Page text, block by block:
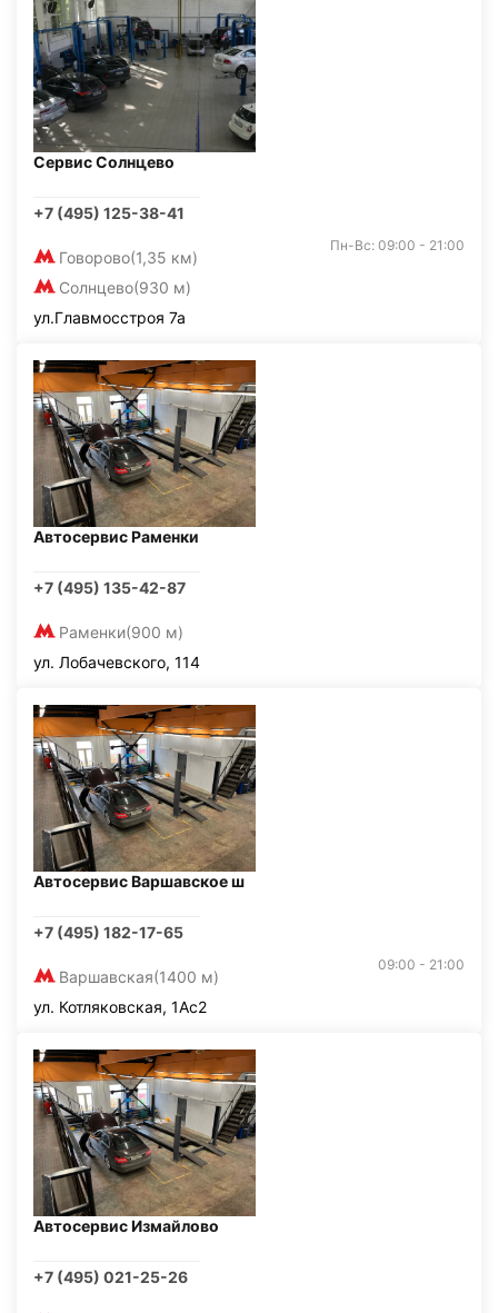
Сервис Солнцево
+7 (495) 125-38-41
Говорово(1,35 км)
Солнцево(930 м)
Пн-Вс: 09:00 - 21:00
ул.Главмосстроя 7а
Автосервис Раменки
+7 (495) 135-42-87
Раменки(900 м)
ул. Лобачевского, 114
Автосервис Варшавское ш
+7 (495) 182-17-65
Варшавская(1400 м)
09:00 - 21:00
ул. Котляковская, 1Ас2
Автосервис Измайлово
+7 (495) 021-25-26